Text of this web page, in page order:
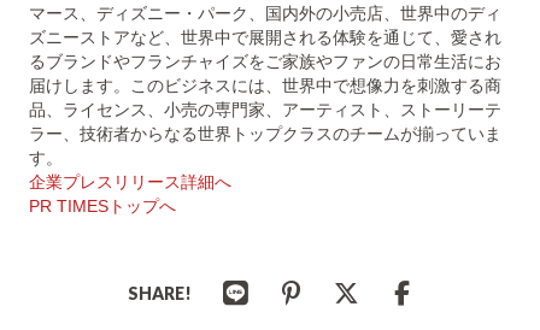
マース、ディズニー・パーク、国内外の小売店、世界中のディ
ズニーストアなど、世界中で展開される体験を通じて、愛され
るブランドやフランチャイズをご家族やファンの日常生活にお
届けします。このビジネスには、世界中で想像力を刺激する商
品、ライセンス、小売の専門家、アーティスト、ストーリーテ
ラー、技術者からなる世界トップクラスのチームが揃っていま
す。
企業プレスリリース詳細へ
PR TIMESトップへ
SHARE!